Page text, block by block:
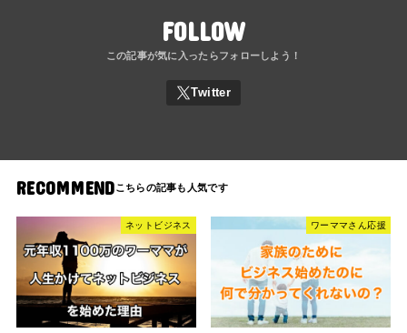
FOLLOW
RECOMMEND
ネットビジネス ワーママさん応援